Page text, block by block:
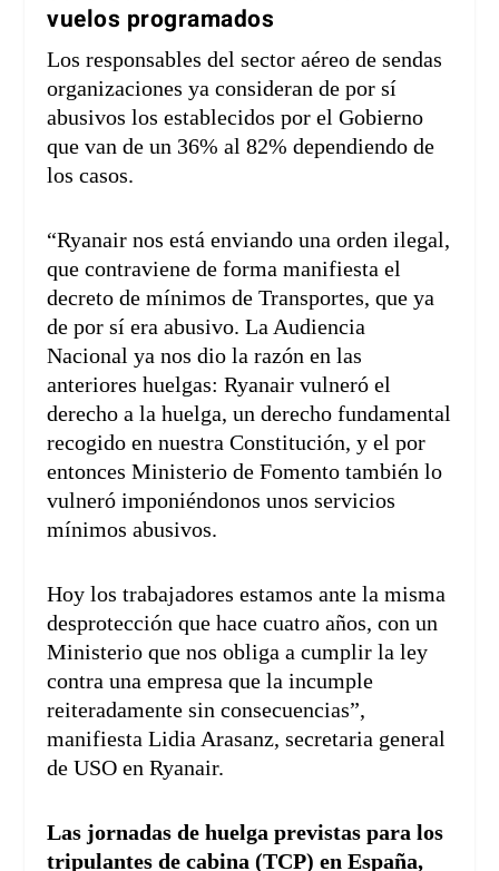
vuelos programados
Los responsables del sector aéreo de sendas
organizaciones ya consideran de por sí
abusivos los establecidos por el Gobierno
que van de un 36% al 82% dependiendo de
los casos.
“Ryanair nos está enviando una orden ilegal,
que contraviene de forma manifiesta el
decreto de mínimos de Transportes, que ya
de por sí era abusivo. La Audiencia
Nacional ya nos dio la razón en las
anteriores huelgas: Ryanair vulneró el
derecho a la huelga, un derecho fundamental
recogido en nuestra Constitución, y el por
entonces Ministerio de Fomento también lo
vulneró imponiéndonos unos servicios
mínimos abusivos.
Hoy los trabajadores estamos ante la misma
desprotección que hace cuatro años, con un
Ministerio que nos obliga a cumplir la ley
contra una empresa que la incumple
reiteradamente sin consecuencias”,
manifiesta Lidia Arasanz, secretaria general
de USO en Ryanair.
Las jornadas de huelga previstas para los
tripulantes de cabina (TCP) en España,